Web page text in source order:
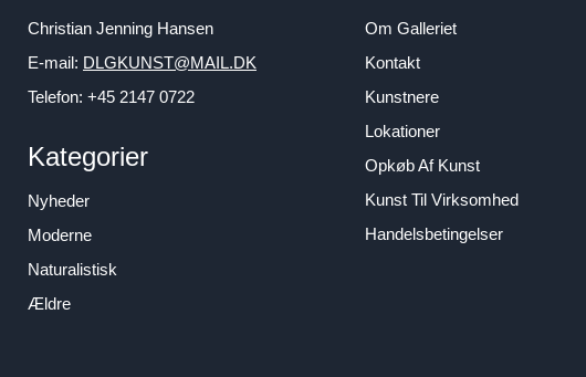
Christian Jenning Hansen
E-mail: DLGKUNST@MAIL.DK
Telefon: +45 2147 0722
Kategorier
Nyheder
Moderne
Naturalistisk
Ældre
Om Galleriet
Kontakt
Kunstnere
Lokationer
Opkøb Af Kunst
Kunst Til Virksomhed
Handelsbetingelser